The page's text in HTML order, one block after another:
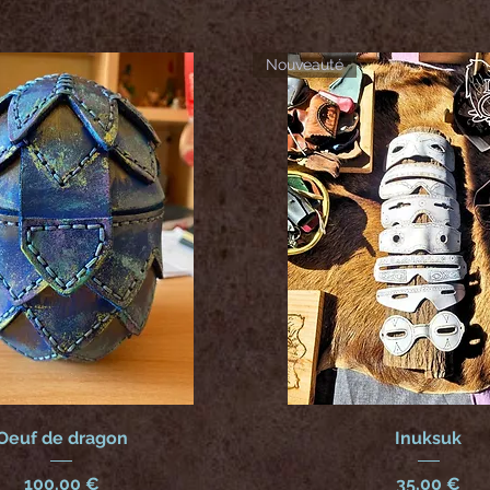
de dragon
Prix
100,00 €
Nouveauté
Inuksuk
Prix
35,00 €